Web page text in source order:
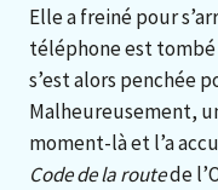
Elle a freiné pour
téléphone est
s’est alors penchée
Malheureusement,
moment-là et l’a
Code de la routede